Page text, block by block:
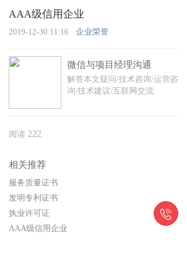
AAA级信用企业
2019-12-30 11:16 企业荣誉
微信与项目经理沟通
解答本文疑问/技术咨询/运营咨
询/技术建议/互联网交流
阅读 222
相关推荐
服务质量证书
发明专利证书
执业许可证
AAA级信用企业
